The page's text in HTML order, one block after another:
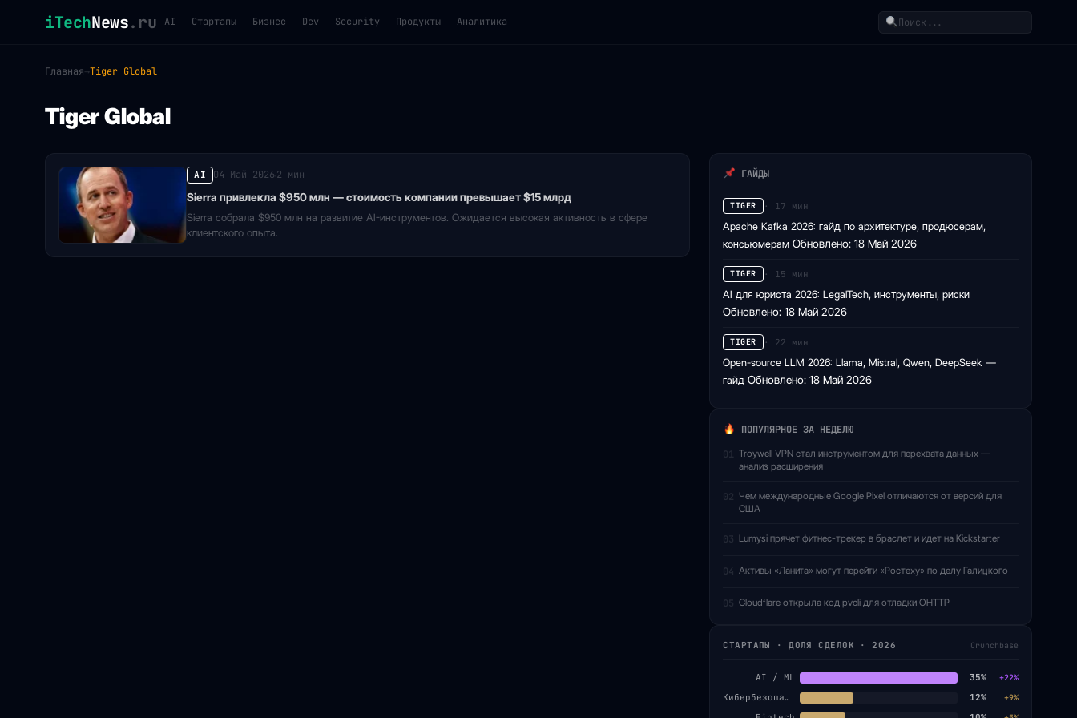
iTechNews.ru AI Стартапы Бизнес Dev Security Продукты Аналитика
Поиск
Главная→Tiger Global
Tiger Global
AI 04 Май 2026 2 мин
Sierra привлекла $950 млн — стоимость компании превышает $15 млрд
Sierra собрала $950 млн на развитие AI-инструментов. Ожидается высокая активность в сфере
клиентского опыта.
ГАЙДЫ
TIGER · 17 мин
Apache Kafka 2026: гайд по архитектуре, продюсерам,
консьюмерам Обновлено: 18 Май 2026
TIGER · 15 мин
AI для юриста 2026: LegalTech, инструменты, риски
Обновлено: 18 Май 2026
TIGER · 22 мин
Open-source LLM 2026: Llama, Mistral, Qwen, DeepSeek —
гайд Обновлено: 18 Май 2026
ПОПУЛЯРНОЕ ЗА НЕДЕЛЮ
01 Troywell VPN стал инструментом для перехвата данных —
анализ расширения
02 Чем международные Google Pixel отличаются от версий для
США
03 Lumysi прячет фитнес-трекер в браслет и идет на Kickstarter
04 Активы «Ланита» могут перейти «Ростеху» по делу Галицкого
05 Cloudflare открыла код pvcli для отладки OHTTP
СТАРТАПЫ · ДОЛЯ СДЕЛОК · 2026 Crunchbase
AI / ML 35% +22%
Кибербезопасность 12% +9%